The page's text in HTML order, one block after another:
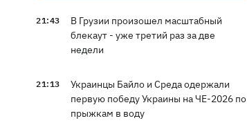
21:43
В Грузии произошел масштабный
блекаут - уже третий раз за две
недели
21:13
Украинцы Байло и Среда одержали
первую победу Украины на ЧЕ-2026 по
прыжкам в воду